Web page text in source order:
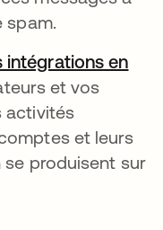
spam.
intégrations en
ongletet vos
activités
et leurs
produisent sur